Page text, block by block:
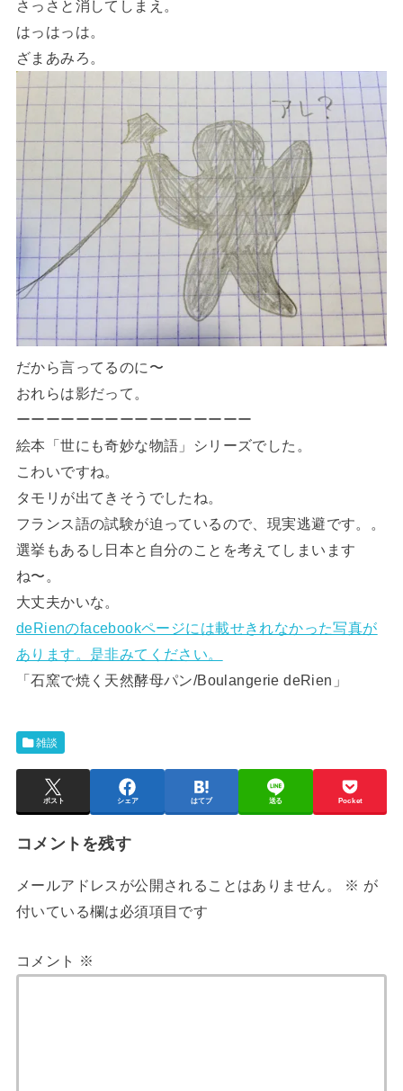
さっさと消してしまえ。
はっはっは。
ざまあみろ。
だから言ってるのに〜
おれらは影だって。
ーーーーーーーーーーーーーーーー
絵本「世にも奇妙な物語」シリーズでした。
こわいですね。
タモリが出てきそうでしたね。
フランス語の試験が迫っているので、現実逃避です。。
選挙もあるし日本と自分のことを考えてしまいます
ね〜。
大丈夫かいな。
deRienのfacebookページには載せきれなかった写真が
あります。是非みてください。
「石窯で焼く天然酵母パン/Boulangerie deRien」
雑談
ポスト シェア はてブ 送る Pocket
コメントを残す
メールアドレスが公開されることはありません。 ※ が
付いている欄は必須項目です
コメント ※